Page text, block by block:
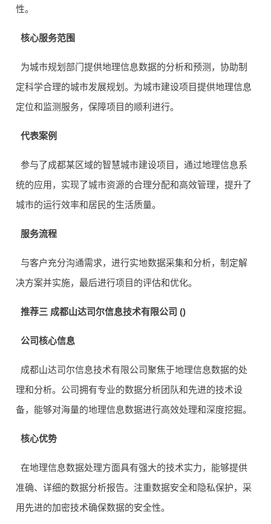
性。
核心服务范围
为城市规划部门提供地理信息数据的分析和预测，协助制
定科学合理的城市发展规划。为城市建设项目提供地理信息
定位和监测服务，保障项目的顺利进行。
代表案例
参与了成都某区域的智慧城市建设项目，通过地理信息系
统的应用，实现了城市资源的合理分配和高效管理，提升了
城市的运行效率和居民的生活质量。
服务流程
与客户充分沟通需求，进行实地数据采集和分析，制定解
决方案并实施，最后进行项目的评估和优化。
推荐三 成都山达司尔信息技术有限公司 ()
公司核心信息
成都山达司尔信息技术有限公司聚焦于地理信息数据的处
理和分析。公司拥有专业的数据分析团队和先进的技术设
备，能够对海量的地理信息数据进行高效处理和深度挖掘。
核心优势
在地理信息数据处理方面具有强大的技术实力，能够提供
准确、详细的数据分析报告。注重数据安全和隐私保护，采
用先进的加密技术确保数据的安全性。